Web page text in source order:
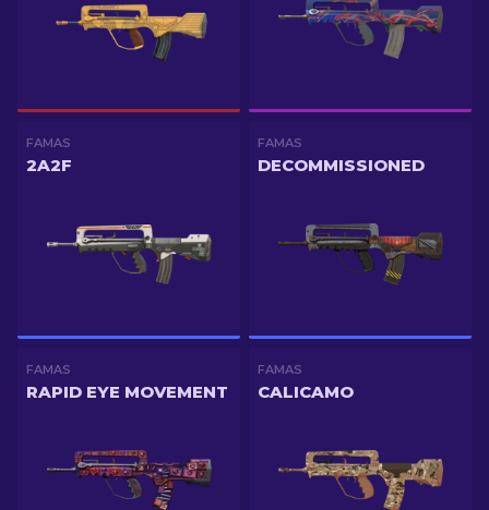
FAMAS
2A2F
FAMAS
DECOMMISSIONED
FAMAS
RAPID EYE MOVEMENT
FAMAS
CALICAMO